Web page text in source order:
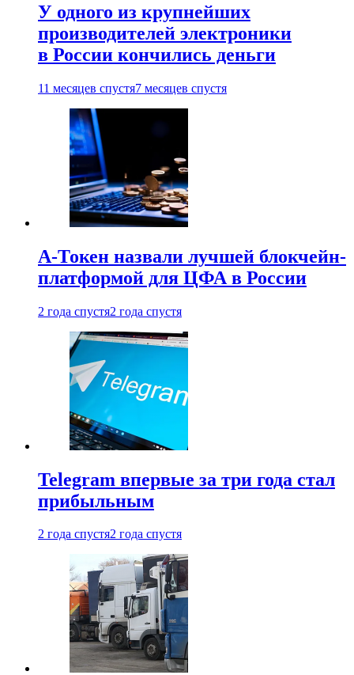
У одного из крупнейших
производителей электроники
в России кончились деньги
11 месяцев спустя7 месяцев спустя
А-Токен назвали лучшей блокчейн-
платформой для ЦФА в России
2 года спустя2 года спустя
Telegram впервые за три года стал
прибыльным
2 года спустя2 года спустя